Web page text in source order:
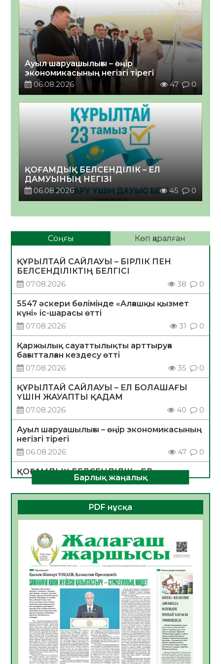
Ауыл шаруашылығы – өңір
экономикасының негізгі тірегі
06.08.2026
47 0
ҚОҒАМДЫҚ БЕЛСЕНДІЛІК – ЕЛ
ДАМУЫНЫҢ НЕГІЗІ
06.08.2026
45 0
Соңғы Көп қаралған
ҚҰРЫЛТАЙ САЙЛАУЫ – БІРЛІК ПЕН
БЕЛСЕНДІЛІКТІҢ БЕЛГІСІ
07.08.2026
38 0
5547 әскери бөлімінде «Алғашқы қызмет
күні» іс-шарасы өтті
07.08.2026
31 0
Қаржылық сауаттылықты арттыруға
бағытталған кездесу өтті
07.08.2026
35 0
ҚҰРЫЛТАЙ САЙЛАУЫ – ЕЛ БОЛАШАҒЫ
ҮШІН ЖАУАПТЫ ҚАДАМ
07.08.2026
40 0
Ауыл шаруашылығы – өңір экономикасының
негізгі тірегі
06.08.2026
47 0
ҚОҒАМДЫҚ БЕЛСЕНДІЛІК – ЕЛ
ДАМУЫНЫҢ НЕГІЗІ
06.08.2026
45 0
ҚҰРЫЛТАЙ САЙЛАУЫ – БОЛАШАҚҚА
БАСТАР ЖАУАПТЫ ТАҢДАУ
06.08.2026
Инфекциялық ауруларға қарсы иммундау
жұмыстарының тиімділігі
06.08.2026
49
Көкжөтел ауруы туралы
06.08.2026
45
АПВ вакцинасы туралы мәлімет
06.08.2026
44
Барлық жаңалық
PDF нұсқа